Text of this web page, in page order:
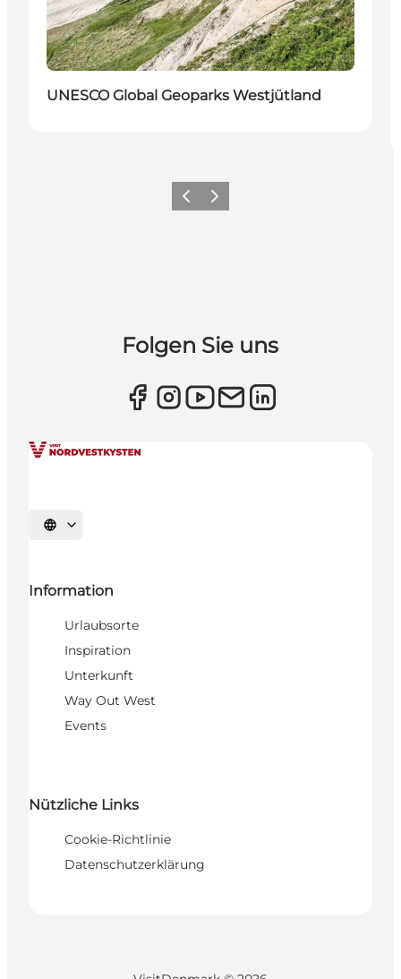
UNESCO Global Geoparks Westjütland
ZurückWeiter
Folgen Sie uns
Sprache auswählen
Information
Urlaubsorte
Inspiration
Unterkunft
Way Out West
Events
Nützliche Links
Cookie-Richtlinie
Datenschutzerklärung